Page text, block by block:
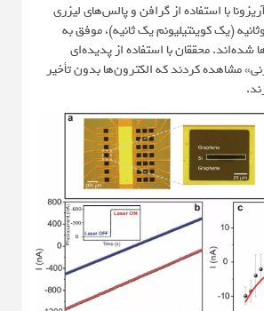
با استفاده از گرافن و پالس‌های لیزری
(یک کوینتیلیونم یک ثانیه)، موفق به
محققان با استفاده از پدیده‌ای
مشاهده کردند که الکترون‌ها بدون تأخیر